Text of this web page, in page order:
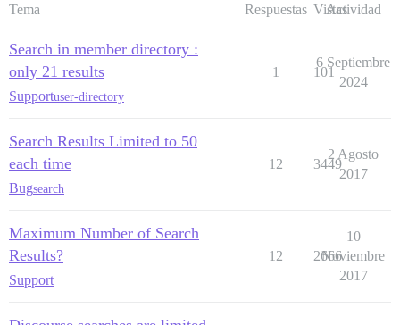
Tema Respuestas Vistas
Actividad
Search in member directory :
only 21 results
Supportuser-directory
1 101
6 Septiembre
2024
Search Results Limited to 50
each time
Bugsearch
12 3449
2 Agosto
2017
Maximum Number of Search
Results?
Support
12 2666
10
Noviembre
2017